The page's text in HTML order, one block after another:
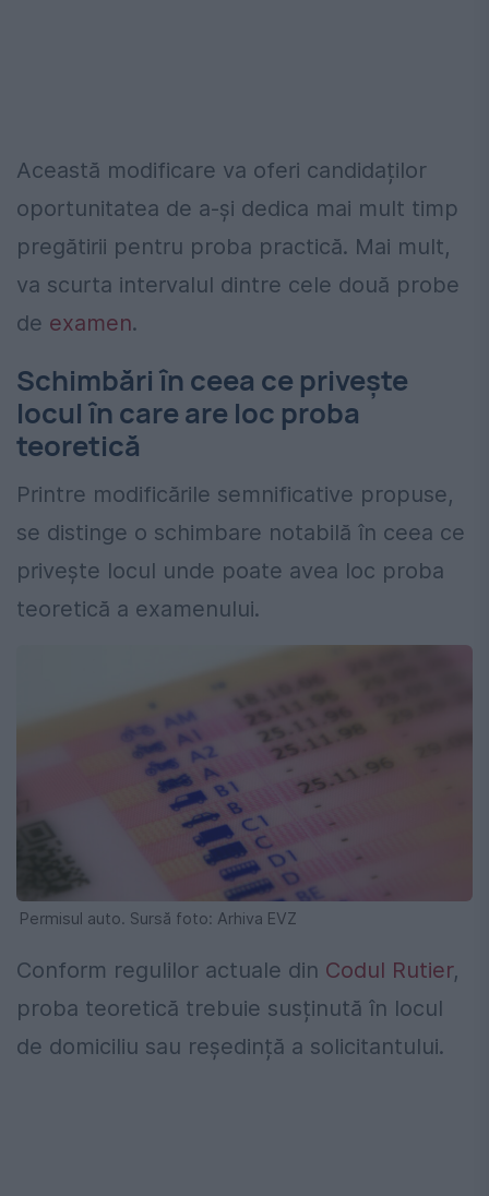
Această modificare va oferi candidaților
oportunitatea de a-și dedica mai mult timp
pregătirii pentru proba practică. Mai mult,
va scurta intervalul dintre cele două probe
de examen.
Schimbări în ceea ce privește
locul în care are loc proba
teoretică
Printre modificările semnificative propuse,
se distinge o schimbare notabilă în ceea ce
privește locul unde poate avea loc proba
teoretică a examenului.
Permisul auto. Sursă foto: Arhiva EVZ
Conform regulilor actuale din Codul Rutier,
proba teoretică trebuie susținută în locul
de domiciliu sau reședință a solicitantului.